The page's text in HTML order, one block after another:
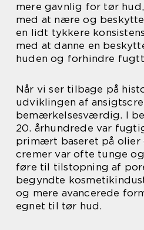
mere gavnlig for tør
med at nære og
en lidt tykkere
med at danne en
huden og forhindre
Når vi ser tilbage på
udviklingen af
bemærkelsesværdig. I
20. århundrede var
primært baseret på olier
cremer var ofte tunge
føre til tilstopning af
begyndte
og mere avancerede
egnet til tør hud.